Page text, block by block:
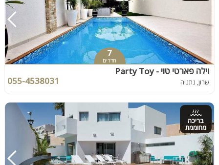
7
חדרים
וילה פארטי טוי - Party Toy
שרון, נתניה 055-4538031
בריכה
מחוממת